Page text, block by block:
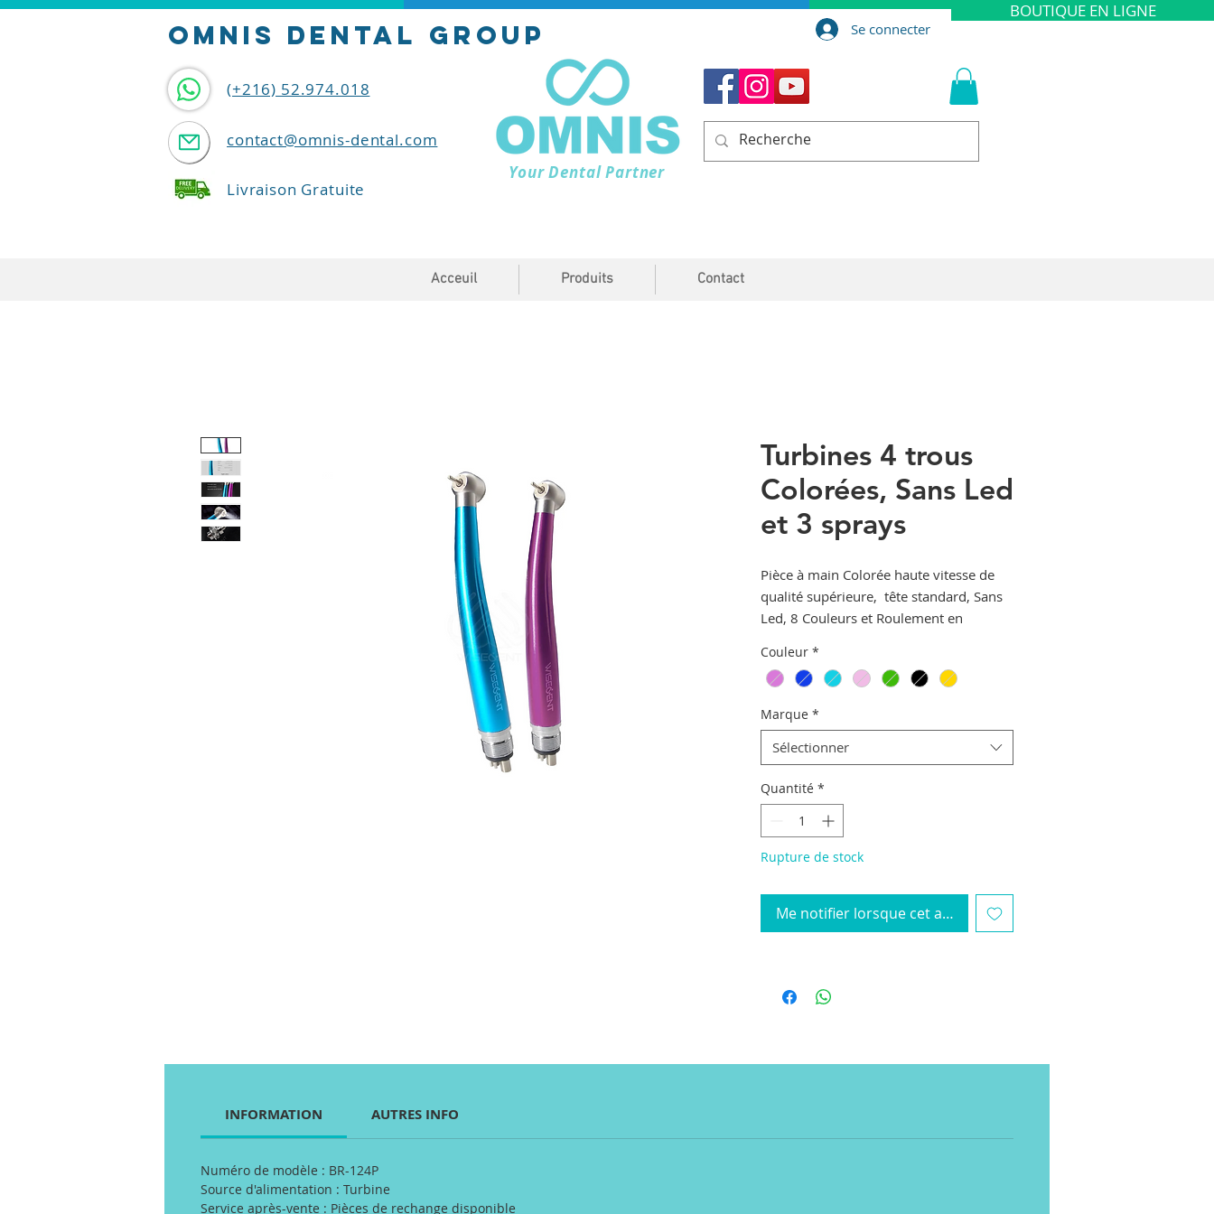
BOUTIQUE EN LIGNE
Se connecter
OMNIS dental GROUP
(+216) 52.974.018
contact@omnis-dental.com
Livraison Gratuite
Your Dental Partner
Acceuil Produits Contact
Turbines 4 trous
Colorées, Sans Led
et 3 sprays
Pièce à main Colorée haute vitesse de
qualité supérieure, tête standard, Sans
Led, 8 Couleurs et Roulement en
Couleur *
Marque *
Sélectionner
Quantité *
Rupture de stock
Me notifier lorsque cet article est disponible
INFORMATION AUTRES INFO
Numéro de modèle : BR-124P
Source d'alimentation : Turbine
Service après-vente : Pièces de rechange disponible